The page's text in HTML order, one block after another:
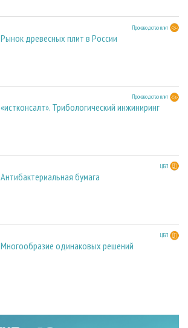
Производство плит
Рынок древесных плит в России
Производство плит
«истконсалт». Трибологический инжиниринг
ЦБП
Антибактериальная бумага
ЦБП
Многообразие одинаковых решений